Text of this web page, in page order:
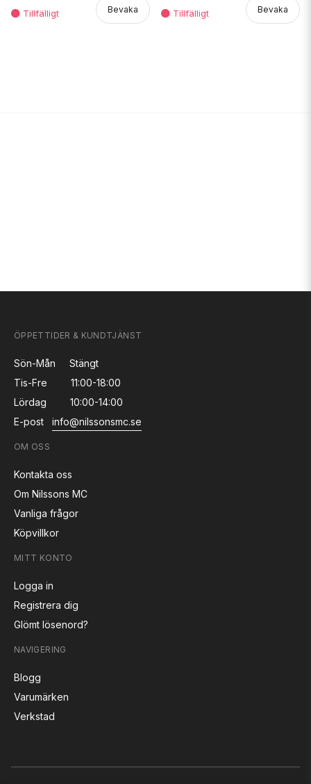
Bevaka Bevaka
ÖPPETTIDER & KUNDTJÄNST
Sön-Mån
Stängt
Tis-Fre
11:00-18:00
Lördag
10:00-14:00
E-post
info@nilssonsmc.se
OM OSS
Kontakta oss
Om Nilssons MC
Vanliga frågor
Köpvillkor
MITT KONTO
Logga in
Registrera dig
Glömt lösenord?
NAVIGERING
Blogg
Varumärken
Verkstad